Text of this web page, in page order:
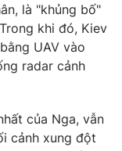
có sự chấp
phát hành lại
là "khủng bố"
khi đó, Kiev
UAV vào
radar cảnh
của Nga, vẫn
cảnh xung đột